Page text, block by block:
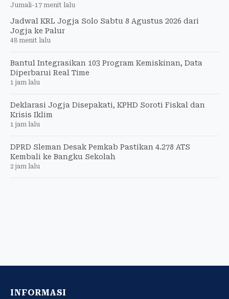
Jumali-17 menit lalu
Jadwal KRL Jogja Solo Sabtu 8 Agustus 2026 dari
Jogja ke Palur
48 menit lalu
Bantul Integrasikan 103 Program Kemiskinan, Data
Diperbarui Real Time
1 jam lalu
Deklarasi Jogja Disepakati, KPHD Soroti Fiskal dan
Krisis Iklim
1 jam lalu
DPRD Sleman Desak Pemkab Pastikan 4.278 ATS
Kembali ke Bangku Sekolah
2 jam lalu
INFORMASI